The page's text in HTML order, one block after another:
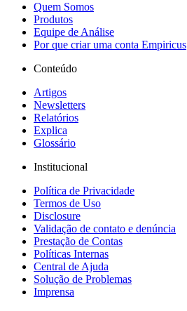
Quem Somos
Produtos
Equipe de Análise
Por que criar uma conta Empiricus
Conteúdo
Artigos
Newsletters
Relatórios
Explica
Glossário
Institucional
Política de Privacidade
Termos de Uso
Disclosure
Validação de contato e denúncia
Prestação de Contas
Políticas Internas
Central de Ajuda
Solução de Problemas
Imprensa